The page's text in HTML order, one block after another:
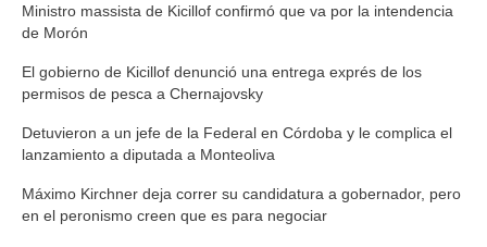
Ministro massista de Kicillof confirmó que va por la intendencia
de Morón
El gobierno de Kicillof denunció una entrega exprés de los
permisos de pesca a Chernajovsky
Detuvieron a un jefe de la Federal en Córdoba y le complica el
lanzamiento a diputada a Monteoliva
Máximo Kirchner deja correr su candidatura a gobernador, pero
en el peronismo creen que es para negociar